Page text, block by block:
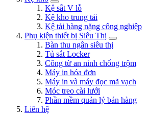
Kệ sắt V lỗ
Kệ kho trung tải
Kệ tải hàng nặng công nghiệp
Phụ kiện thiết bị Siêu Thị
Bàn thu ngân siêu thị
Tủ sắt Locker
Công từ an ninh chống trộm
Máy in hóa đơn
Máy in và máy đọc mã vạch
Móc treo cài lưới
Phần mềm quản lý bán hàng
Liên hệ